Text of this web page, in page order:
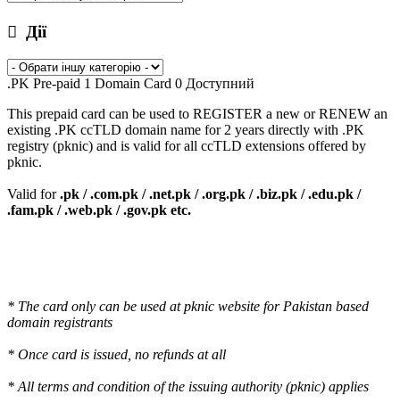
Дії
.PK Pre-paid 1 Domain Card 0 Доступний
This prepaid card can be used to REGISTER a new or RENEW an
existing .PK ccTLD domain name for 2 years directly with .PK
registry (pknic) and is valid for all ccTLD extensions offered by
pknic.
Valid for.pk / .com.pk / .net.pk / .org.pk / .biz.pk / .edu.pk /
.fam.pk / .web.pk / .gov.pk etc.
* The card only can be used at pknic website for Pakistan based
domain registrants
* Once card is issued, no refunds at all
* All terms and condition of the issuing authority (pknic) applies